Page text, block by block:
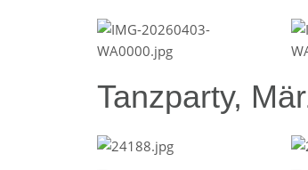
Tanzparty,